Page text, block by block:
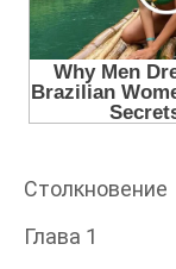
Столкновение
Глава 1